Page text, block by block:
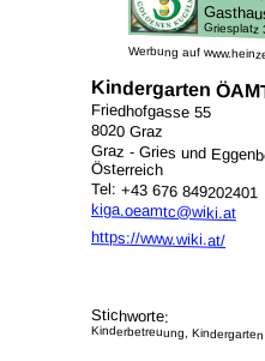
Werbung auf
Kindergarten
Friedhofgasse 55
8020 Graz
Graz - Gries und
Österreich
Tel: +43 676 849202401
kiga.oeamtc@wiki.at
https://www.wiki.at/
Stichworte:
Kinderbetreuung, Kindergarten